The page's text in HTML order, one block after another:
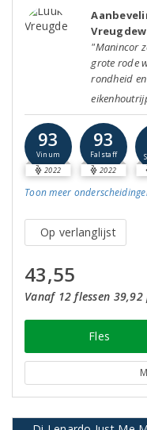
"Manincor
grote rode
rondheid
93
Vinum
2022
93
Falstaff
2022
Toon meer
Op verlanglijst
43,55
Vanaf 12 flessen 39,92
Fles